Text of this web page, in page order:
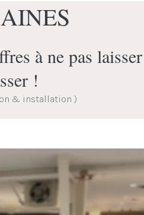
à ne pas laisser
!
& installation )